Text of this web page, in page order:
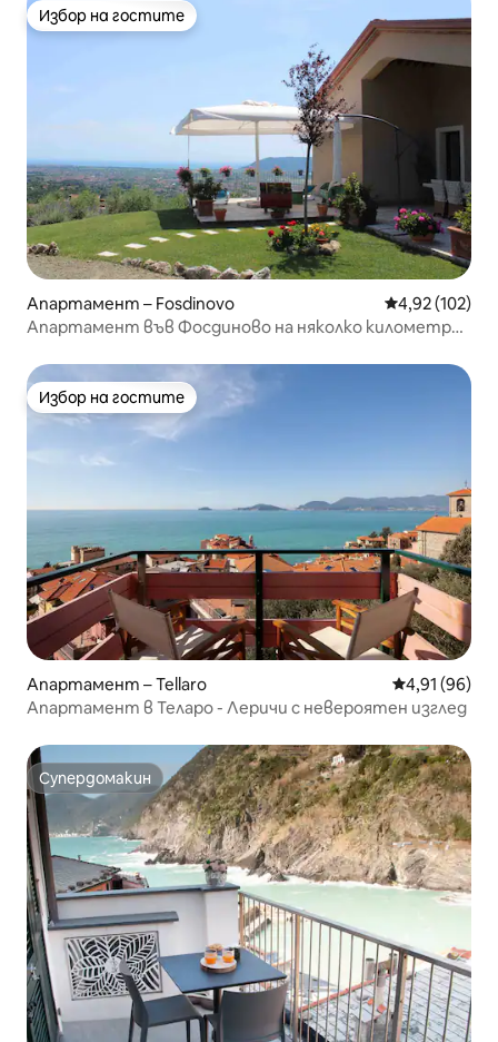
Избор на гостите
Избор на гостите
Апартамент – Fosdinovo Средна
4,92 (102)
Апартамент във Фосдиново на няколко километра
Избор на гостите
Избор на гостите
Апартамент – Tellaro Средна
4,91 (96)
Апартамент в Теларо - Леричи с невероятен изглед
Супердомакин
Супердомакин